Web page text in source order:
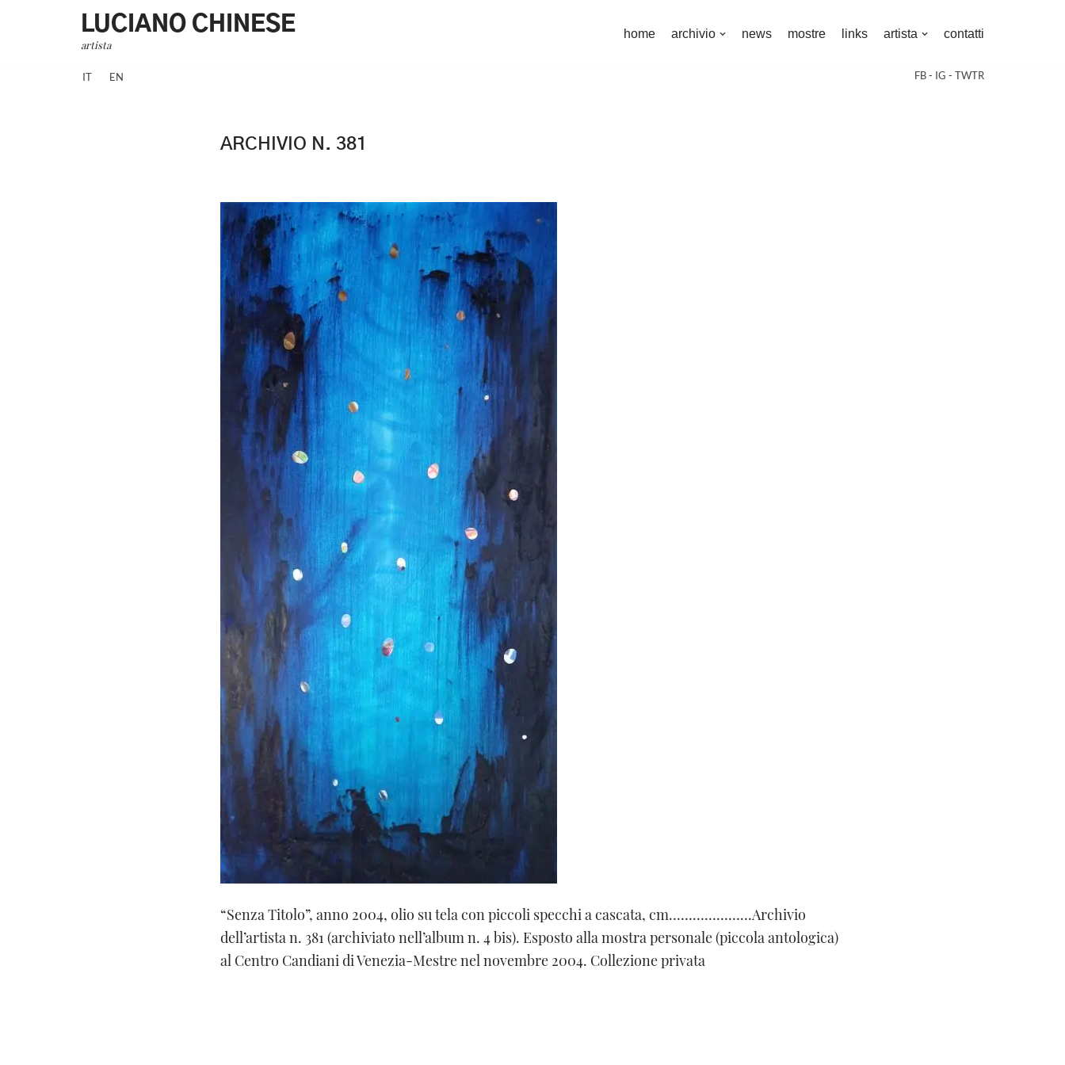
LUCIANO CHINESE
artista
home archivio news mostre links artista contatti
IT EN FB- IG - TWTR
ARCHIVIO N. 381
“Senza Titolo”, anno 2004, olio su tela con piccoli specchi a cascata, cm…………………Archivio
dell’artista n. 381 (archiviato nell’album n. 4 bis). Esposto alla mostra personale (piccola antologica)
al Centro Candiani di Venezia-Mestre nel novembre 2004. Collezione privata